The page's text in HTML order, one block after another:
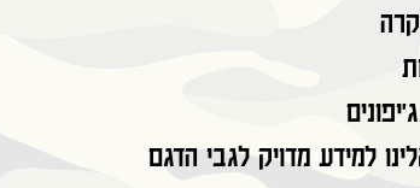
למידע מדויק לגבי הדגם